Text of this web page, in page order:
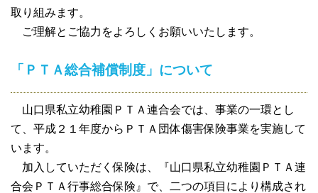
取り組みます。
ご理解とご協力をよろしくお願いいたします。
「ＰＴＡ総合補償制度」について
山口県私立幼稚園ＰＴＡ連合会では、事業の一環とし
て、平成２１年度からＰＴＡ団体傷害保険事業を実施して
います。
加入していただく保険は、『山口県私立幼稚園ＰＴＡ連
合会ＰＴＡ行事総合保険』で、二つの項目により構成され